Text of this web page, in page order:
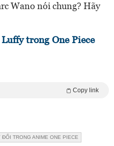
Wano nói chung? Hãy
trong One Piece
Copy link
ĐỔI TRONG ANIME ONE PIECE